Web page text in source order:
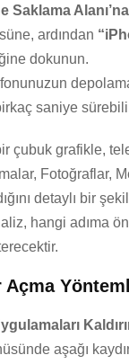
Saklama
ardından
dokunun.
saniye
çubuk grafikle,
Fotoğraflar,
detaylı bir
hangi adıma
Açma
aşağı